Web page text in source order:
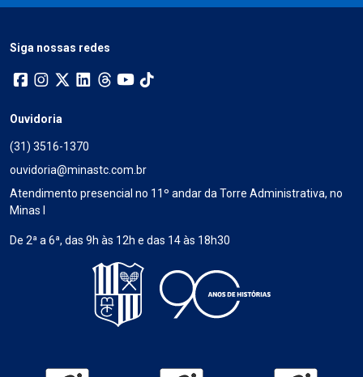
Siga nossas redes
Ouvidoria
(31) 3516-1370
ouvidoria@minastc.com.br
Atendimento presencial no 11º andar da Torre Administrativa, no
Minas I
De 2ª a 6ª, das 9h às 12h e das 14 às 18h30